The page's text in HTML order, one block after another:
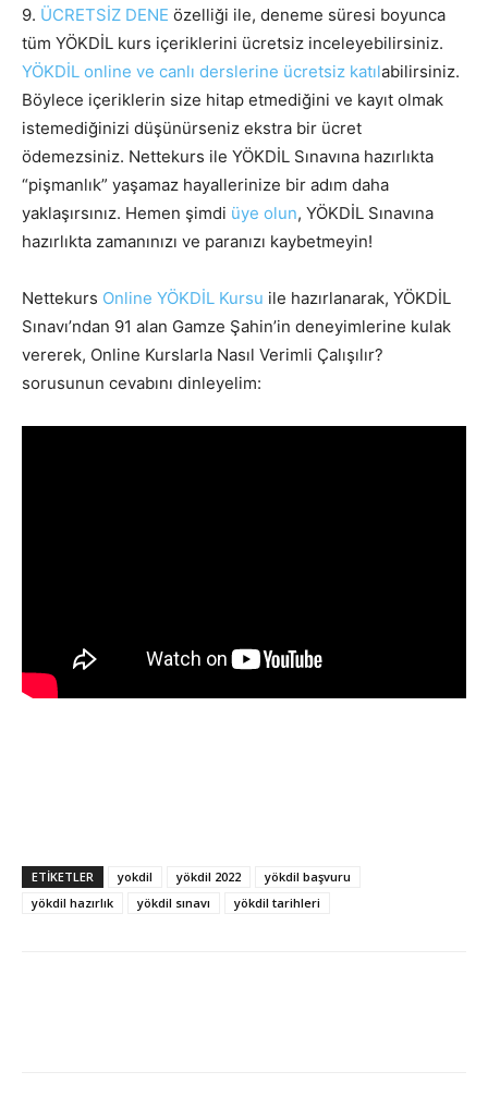
9. ÜCRETSİZ DENE özelliği ile, deneme süresi boyunca
tüm YÖKDİL kurs içeriklerini ücretsiz inceleyebilirsiniz.
YÖKDİL online ve canlı derslerine ücretsiz katılabilirsiniz.
Böylece içeriklerin size hitap etmediğini ve kayıt olmak
istemediğinizi düşünürseniz ekstra bir ücret
ödemezsiniz. Nettekurs ile YÖKDİL Sınavına hazırlıkta
“pişmanlık” yaşamaz hayallerinize bir adım daha
yaklaşırsınız. Hemen şimdi üye olun, YÖKDİL Sınavına
hazırlıkta zamanınızı ve paranızı kaybetmeyin!
Nettekurs Online YÖKDİL Kursu ile hazırlanarak, YÖKDİL
Sınavı’ndan 91 alan Gamze Şahin’in deneyimlerine kulak
vererek, Online Kurslarla Nasıl Verimli Çalışılır?
sorusunun cevabını dinleyelim:
ETIKETLER yokdil yökdil 2022
yökdil başvuru
yökdil hazırlık
yökdil sınavı yökdil tarihleri